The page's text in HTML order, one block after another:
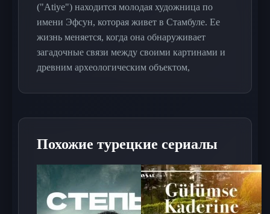
("Atiye") находится молодая художница по
имени Эфсун, которая живет в Стамбуле. Ее
жизнь меняется, когда она обнаруживает
загадочные связи между своими картинами и
древним археологическим объектом,
скрыты. Открывая страницы своей истории,
легенд, которые оказывают влияние на ее
жизнь и творчество.
Похожие турецкие сериалы